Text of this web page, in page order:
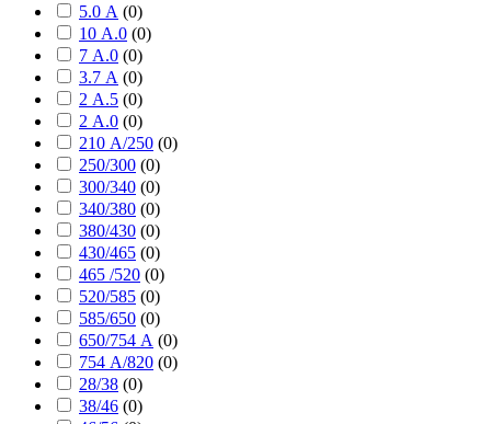
5.0 А (0)
10 А.0 (0)
7 А.0 (0)
3.7 А (0)
2 А.5 (0)
2 А.0 (0)
210 А/250 (0)
250/300 (0)
300/340 (0)
340/380 (0)
380/430 (0)
430/465 (0)
465 /520 (0)
520/585 (0)
585/650 (0)
650/754 А (0)
754 А/820 (0)
28/38 (0)
38/46 (0)